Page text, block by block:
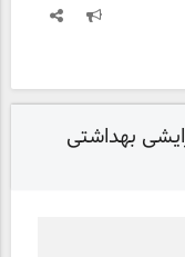
بهداشتی